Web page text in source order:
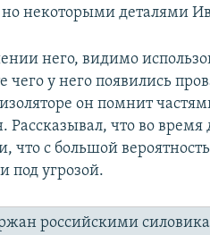
но некоторыми деталями
него, видимо
чего у него появились
он помнит
Рассказывал, что во время
что с большой
под угрозой.
российскими